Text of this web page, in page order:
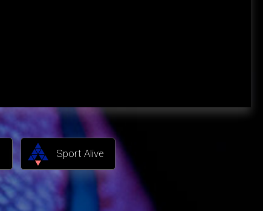
Sport Alive